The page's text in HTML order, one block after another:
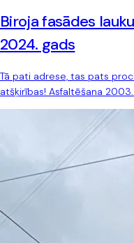
Biroja fasādes
2024. gads
Tā pati adrese, tas pats
atšķirības! Asfaltēšana